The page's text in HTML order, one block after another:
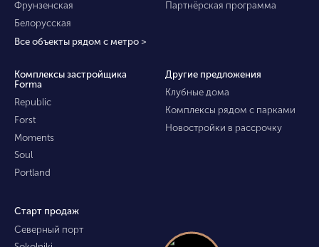
Фрунзенская
Белорусская
Все объекты рядом с метро >
Партнёрская программа
Комплексы застройщика
Forma
Republic
Forst
Moments
Soul
Portland
Другие предложения
Клубные дома
Комплексы рядом с парками
Новостройки в рассрочку
Старт продаж
Северный порт